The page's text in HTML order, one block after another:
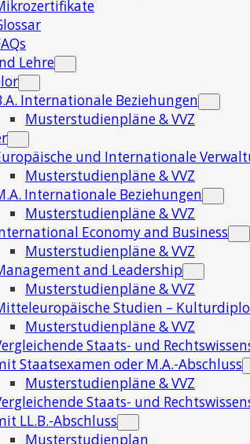
Lehre
Internationale Beziehungen
Musterstudienpläne & VVZ
und Internationale
Musterstudienpläne & VVZ
Internationale Beziehungen
Musterstudienpläne & VVZ
Economy and Business
Musterstudienpläne & VVZ
and Leadership
Musterstudienpläne & VVZ
Studien –
Musterstudienpläne & VVZ
Staats- und
Staatsexamen oder M.A.-Abschluss
Musterstudienpläne & VVZ
Staats- und
LL.B.-Abschluss
Musterstudienplan